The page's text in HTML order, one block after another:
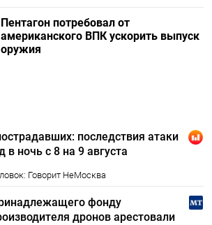
Пентагон потребовал от
американского ВПК ускорить выпуск
оружия